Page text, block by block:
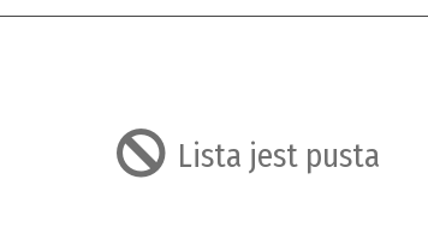
Lista jest pusta